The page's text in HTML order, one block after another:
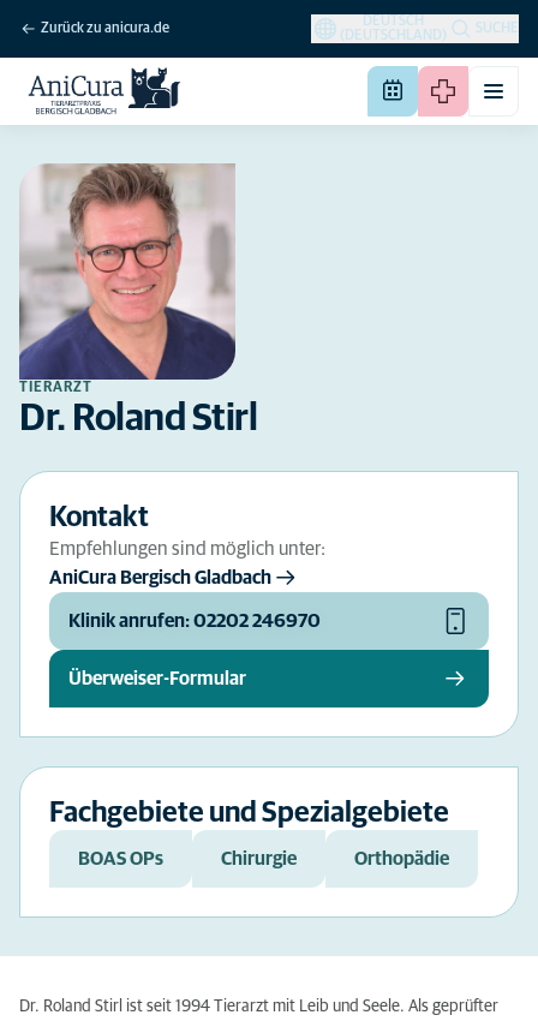
Zurück zu anicura.de
DEUTSCH
(DEUTSCHLAND)
SUCHE
TIERARZT
Dr. Roland Stirl
Kontakt
Empfehlungen sind möglich unter:
AniCura Bergisch Gladbach
Klinik anrufen: 02202 246970
Überweiser-Formular
Fachgebiete und Spezialgebiete
BOAS OPs Chirurgie Orthopädie
Dr. Roland Stirl ist seit 1994 Tierarzt mit Leib und Seele. Als geprüfter